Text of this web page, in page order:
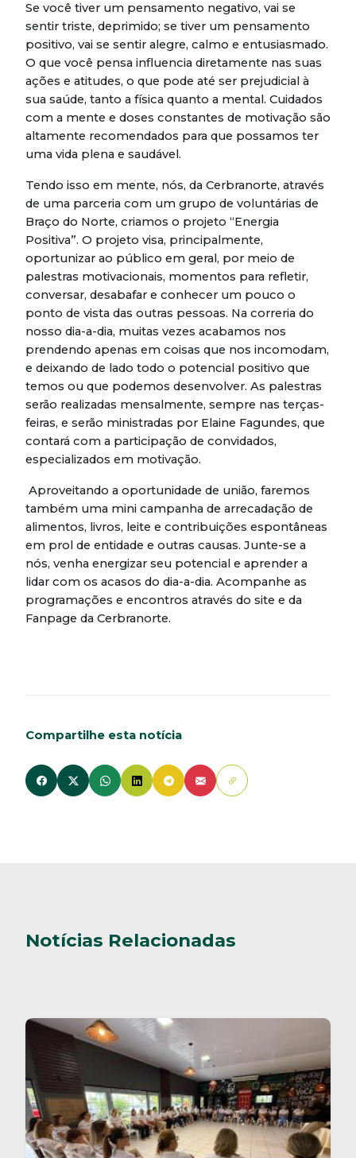
Se você tiver um pensamento negativo, vai se
sentir triste, deprimido; se tiver um pensamento
positivo, vai se sentir alegre, calmo e entusiasmado.
O que você pensa influencia diretamente nas suas
ações e atitudes, o que pode até ser prejudicial à
sua saúde, tanto a física quanto a mental. Cuidados
com a mente e doses constantes de motivação são
altamente recomendados para que possamos ter
uma vida plena e saudável.
Tendo isso em mente, nós, da Cerbranorte, através
de uma parceria com um grupo de voluntárias de
Braço do Norte, criamos o projeto “Energia
Positiva”. O projeto visa, principalmente,
oportunizar ao público em geral, por meio de
palestras motivacionais, momentos para refletir,
conversar, desabafar e conhecer um pouco o
ponto de vista das outras pessoas. Na correria do
nosso dia-a-dia, muitas vezes acabamos nos
prendendo apenas em coisas que nos incomodam,
e deixando de lado todo o potencial positivo que
temos ou que podemos desenvolver. As palestras
serão realizadas mensalmente, sempre nas terças-
feiras, e serão ministradas por Elaine Fagundes, que
contará com a participação de convidados,
especializados em motivação.
Aproveitando a oportunidade de união, faremos
também uma mini campanha de arrecadação de
alimentos, livros, leite e contribuições espontâneas
em prol de entidade e outras causas. Junte-se a
nós, venha energizar seu potencial e aprender a
lidar com os acasos do dia-a-dia. Acompanhe as
programações e encontros através do site e da
Fanpage da Cerbranorte.
Compartilhe esta notícia
Notícias Relacionadas